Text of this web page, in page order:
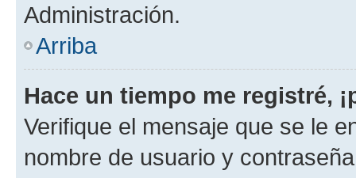
Administración.
Arriba
Hace un tiempo me registré,
Verifique el mensaje que se le
nombre de usuario y